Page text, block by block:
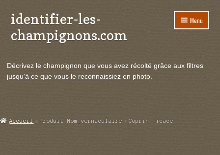
Aller
à
la
Aller
au
contenu
identifier-les-
champignons.com
Menu
le
Actualités
Echanges et contacts
Décrivez le champignon que vous avez récolté grâce aux filtres
jusqu'à ce que vous le reconnaissiez en photo.
Accueil Produit Nom_vernaculaire Coprin micace